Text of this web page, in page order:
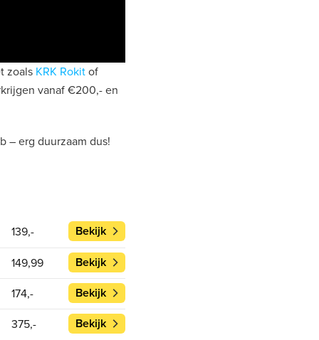
zoals KRK Rokit of
vanaf €200,- en
– erg duurzaam dus!
139,- Bekijk
149,99 Bekijk
174,- Bekijk
375,- Bekijk